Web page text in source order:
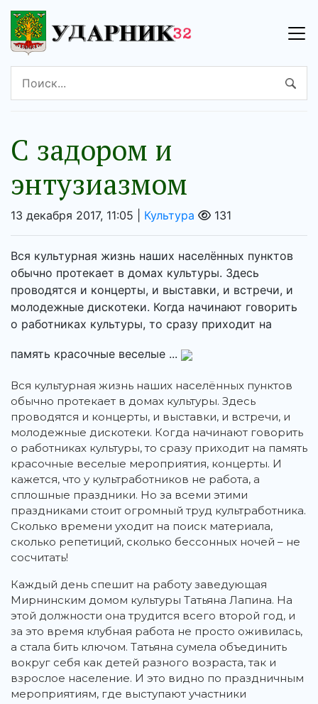
С задором и
энтузиазмом
13 декабря 2017, 11:05 | Культура 131
Вся культурная жизнь наших населённых пунктов
обычно протекает в домах культуры. Здесь
проводятся и концерты, и выставки, и встречи, и
молодежные дискотеки. Когда начинают говорить
о работниках культуры, то сразу приходит на
память красочные веселые ...
Вся культурная жизнь наших населённых пунктов
обычно протекает в домах культуры. Здесь
проводятся и концерты, и выставки, и встречи, и
молодежные дискотеки. Когда начинают говорить
о работниках культуры, то сразу приходит на память
красочные веселые мероприятия, концерты. И
кажется, что у культработников не работа, а
сплошные праздники. Но за всеми этими
праздниками стоит огромный труд культработника.
Сколько времени уходит на поиск материала,
сколько репетиций, сколько бессонных ночей – не
сосчитать!
Каждый день спешит на работу заведующая
Мирнинским домом культуры Татьяна Лапина. На
этой должности она трудится всего второй год, и
за это время клубная работа не просто оживилась,
а стала бить ключом. Татьяна сумела объединить
вокруг себя как детей разного возраста, так и
взрослое население. И это видно по праздничным
мероприятиям, где выступают участники